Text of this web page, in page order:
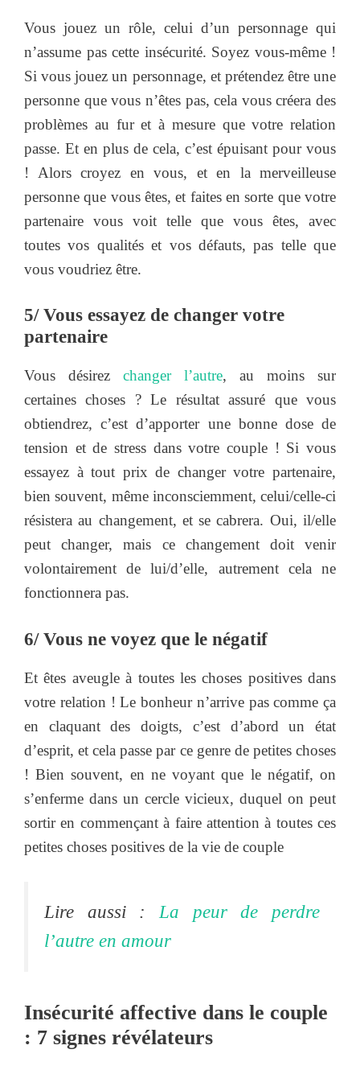
Vous jouez un rôle, celui d’un personnage qui
n’assume pas cette insécurité. Soyez vous-même !
Si vous jouez un personnage, et prétendez être une
personne que vous n’êtes pas, cela vous créera des
problèmes au fur et à mesure que votre relation
passe. Et en plus de cela, c’est épuisant pour vous
! Alors croyez en vous, et en la merveilleuse
personne que vous êtes, et faites en sorte que votre
partenaire vous voit telle que vous êtes, avec
toutes vos qualités et vos défauts, pas telle que
vous voudriez être.
5/ Vous essayez de changer votre
partenaire
Vous désirez changer l’autre, au moins sur
certaines choses ? Le résultat assuré que vous
obtiendrez, c’est d’apporter une bonne dose de
tension et de stress dans votre couple ! Si vous
essayez à tout prix de changer votre partenaire,
bien souvent, même inconsciemment, celui/celle-ci
résistera au changement, et se cabrera. Oui, il/elle
peut changer, mais ce changement doit venir
volontairement de lui/d’elle, autrement cela ne
fonctionnera pas.
6/ Vous ne voyez que le négatif
Et êtes aveugle à toutes les choses positives dans
votre relation ! Le bonheur n’arrive pas comme ça
en claquant des doigts, c’est d’abord un état
d’esprit, et cela passe par ce genre de petites choses
! Bien souvent, en ne voyant que le négatif, on
s’enferme dans un cercle vicieux, duquel on peut
sortir en commençant à faire attention à toutes ces
petites choses positives de la vie de couple
Lire aussi :La peur de perdre
l’autre en amour
Insécurité affective dans le couple
: 7 signes révélateurs